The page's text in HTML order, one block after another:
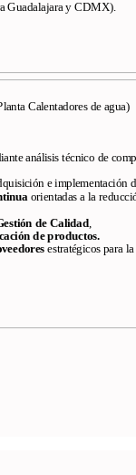
Guadalajara y CDMX).
Planta Calentadores de agua)
análisis técnico de
e implementación
orientadas a la
de Calidad
de productos.
estratégicos para